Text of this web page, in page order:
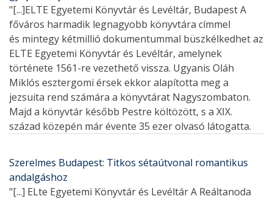
"[...]ELTE Egyetemi Könyvtár és Levéltár, Budapest A
főváros harmadik legnagyobb könyvtára címmel
és mintegy kétmillió dokumentummal büszkélkedhet az
ELTE Egyetemi Könyvtár és Levéltár, amelynek
története 1561-re vezethető vissza. Ugyanis Oláh
Miklós esztergomi érsek ekkor alapította meg a
jezsuita rend számára a könyvtárat Nagyszombaton.
Majd a könyvtár később Pestre költözött, s a XIX.
század közepén már évente 35 ezer olvasó látogatta.
Szerelmes Budapest: Titkos sétaútvonal romantikus
andalgáshoz
"[...] ELte Egyetemi Könyvtár és Levéltár A Reáltanoda